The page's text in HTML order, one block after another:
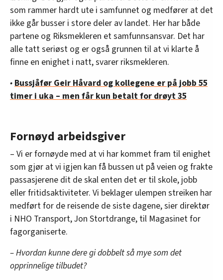
som rammer hardt ute i samfunnet og medfører at det
ikke går busser i store deler av landet. Her har både
partene og Riksmekleren et samfunnsansvar. Det har
alle tatt seriøst og er også grunnen til at vi klarte å
finne en enighet i natt, svarer riksmekleren.
•Bussjåfør Geir Håvard og kollegene er på jobb 55
timer i uka – men får kun betalt for drøyt 35
Fornøyd arbeidsgiver
– Vi er fornøyde med at vi har kommet fram til enighet
som gjør at vi igjen kan få bussen ut på veien og frakte
passasjerene dit de skal enten det er til skole, jobb
eller fritidsaktiviteter. Vi beklager ulempen streiken har
medført for de reisende de siste dagene, sier direktør
i NHO Transport, Jon Stortdrange, til Magasinet for
fagorganiserte.
– Hvordan kunne dere gi dobbelt så mye som det
opprinnelige tilbudet?